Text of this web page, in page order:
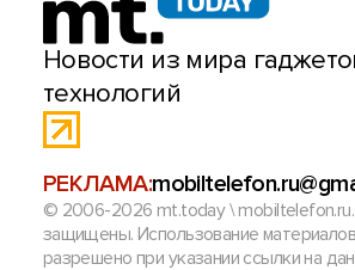
Новости из мира
технологий
РЕКЛАМА:
© 2006-2026 mt.today \ mobiltelefon.ru.
защищены. Использование
разрешено при указании ссылки на